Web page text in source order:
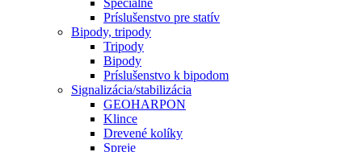
Špeciálne
Príslušenstvo pre statív
Bipody, tripody
Tripody
Bipody
Príslušenstvo k bipodom
Signalizácia/stabilizácia
GEOHARPON
Klince
Drevené kolíky
Spreje